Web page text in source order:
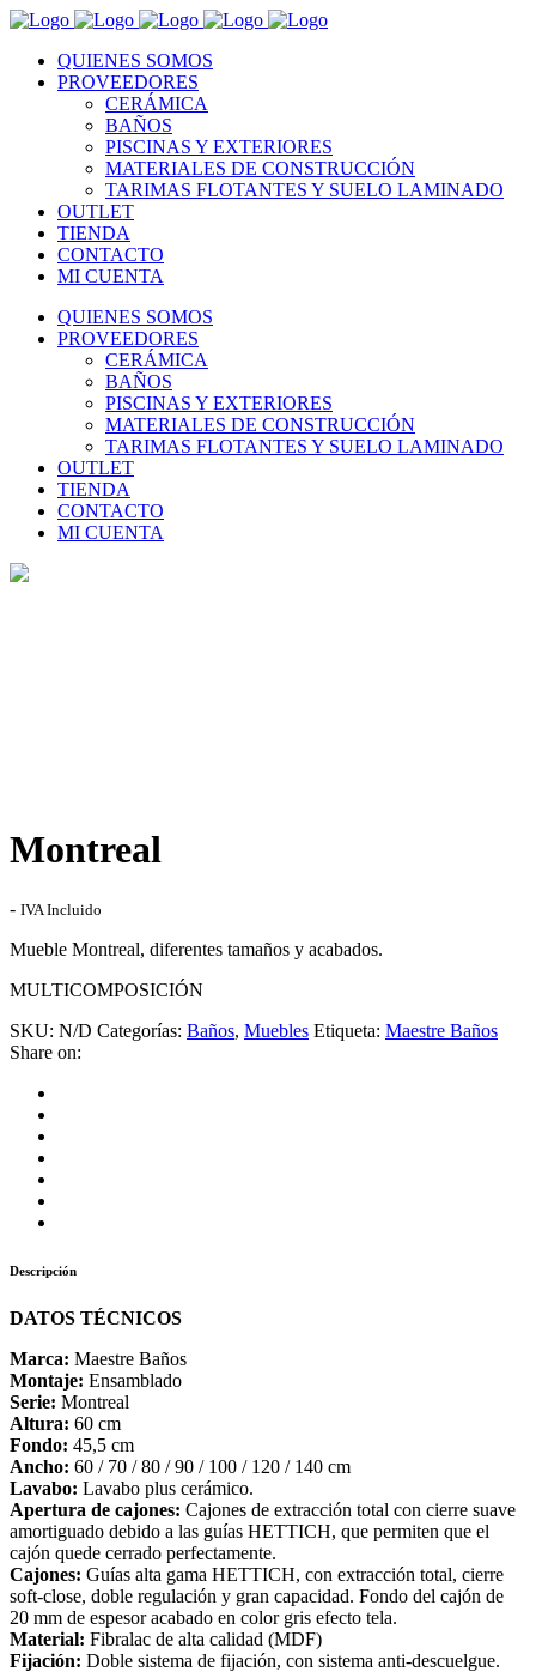
QUIENES SOMOS
PROVEEDORES
CERÁMICA
BAÑOS
PISCINAS Y EXTERIORES
MATERIALES DE CONSTRUCCIÓN
TARIMAS FLOTANTES Y SUELO LAMINADO
OUTLET
TIENDA
CONTACTO
MI CUENTA
QUIENES SOMOS
PROVEEDORES
CERÁMICA
BAÑOS
PISCINAS Y EXTERIORES
MATERIALES DE CONSTRUCCIÓN
TARIMAS FLOTANTES Y SUELO LAMINADO
OUTLET
TIENDA
CONTACTO
MI CUENTA
Montreal
- Rango
precios:
431,00€
651,00€
IVA Incluido
Mueble Montreal, diferentes tamaños y acabados.
MULTICOMPOSICIÓN
SKU: N/D Categorías: Baños, Muebles Etiqueta: Maestre Baños
Share on:
Descripción
DATOS TÉCNICOS
Marca: Maestre Baños
Montaje: Ensamblado
Serie: Montreal
Altura: 60 cm
Fondo: 45,5 cm
Ancho: 60 / 70 / 80 / 90 / 100 / 120 / 140 cm
Lavabo: Lavabo plus cerámico.
Apertura de cajones: Cajones de extracción total con cierre suave
amortiguado debido a las guías HETTICH, que permiten que el
cajón quede cerrado perfectamente.
Cajones: Guías alta gama HETTICH, con extracción total, cierre
soft-close, doble regulación y gran capacidad. Fondo del cajón de
20 mm de espesor acabado en color gris efecto tela.
Material: Fibralac de alta calidad (MDF)
Fijación: Doble sistema de fijación, con sistema anti-descuelgue.